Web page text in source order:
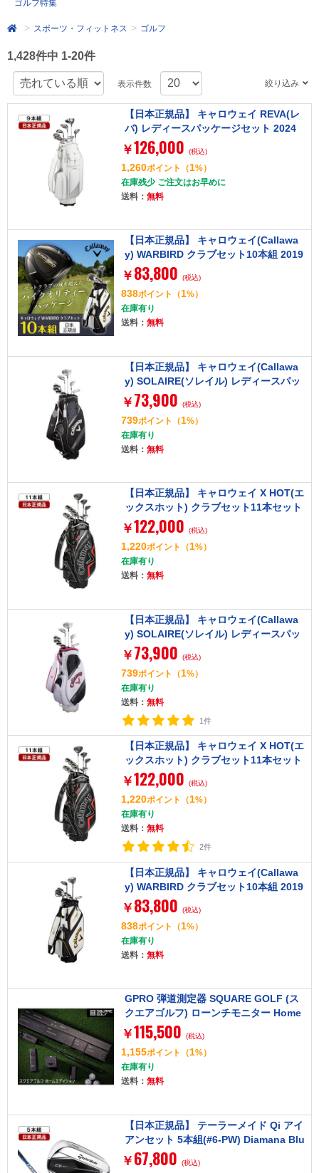
ゴルフ特集
スポーツ・フィットネス ゴルフ
1,428件中 1-20件
表示件数 絞り込み
【日本正規品】 キャロウェイ REVA(レ
バ) レディースパッケージセット 2024
年モデル (W#1、W#4、5H、I#7～#9、
PW、SW、PT) Callawayオリジナルカ
ーボンシャフト(L) ピンク キャディバッ
グ付き
￥126,000 (税込)
1,260ポイント （1%）
在庫残少 ご注文はお早めに
送料： 無料
【日本正規品】 キャロウェイ(Callawa
y) WARBIRD クラブセット10本組 2019
年モデル キャディーバック付(W1、W
5、#5I-PW、SW、PT) ウッド カーボン
シャフト S、アイアン スチールシャフ
ト SR
￥ 83,800 (税込)
838ポイント （1%）
在庫有り
送料： 無料
【日本正規品】 キャロウェイ(Callawa
y) SOLAIRE(ソレイル) レディースパッ
ケージセット ブラック 8本セット (W#
1、W#5、6H、I#7、I#9、PW、SW、P
T) カーボンシャフト
￥ 73,900 (税込)
739ポイント （1%）
在庫有り
送料： 無料
【日本正規品】 キャロウェイ X HOT(エ
ックスホット) クラブセット11本セット
(W#1、W#5、5H、I#6-9、Pw、Aw、S
w、PT)キャディバッグ付 2021年モデル
X HOT カーボンシャフト R
￥122,000 (税込)
1,220ポイント （1%）
在庫有り
送料： 無料
【日本正規品】 キャロウェイ(Callawa
y) SOLAIRE(ソレイル) レディースパッ
ケージセット ピンク 8本セット (W#1、
W#5、6H、I#7、I#9、PW、SW、PT)
カーボンシャフト
￥ 73,900 (税込)
739ポイント （1%）
在庫有り
送料： 無料
1件
【日本正規品】 キャロウェイ X HOT(エ
ックスホット) クラブセット11本セット
(W#1、W#5、5H、I#6-9、Pw、Aw、S
w、PT)キャディバッグ付 2021年モデル
オリジナルスチールシャフト S
￥122,000 (税込)
1,220ポイント （1%）
在庫有り
送料： 無料
2件
【日本正規品】 キャロウェイ(Callawa
y) WARBIRD クラブセット10本組 2019
年モデル キャディーバック付(W1、W
5、#5I-PW、SW、PT) ウッド カーボン
シャフト R、アイアン カーボンシャフ
ト R
￥ 83,800 (税込)
838ポイント （1%）
在庫有り
送料： 無料
GPRO 弾道測定器 SQUARE GOLF (ス
クエアゴルフ) ローンチモニター Home
Edition
￥115,500 (税込)
1,155ポイント （1%）
在庫有り
送料： 無料
【日本正規品】 テーラーメイド Qi アイ
アンセット 5本組(#6-PW) Diamana Blu
e TM60 カーボンシャフト S
￥ 67,800 (税込)